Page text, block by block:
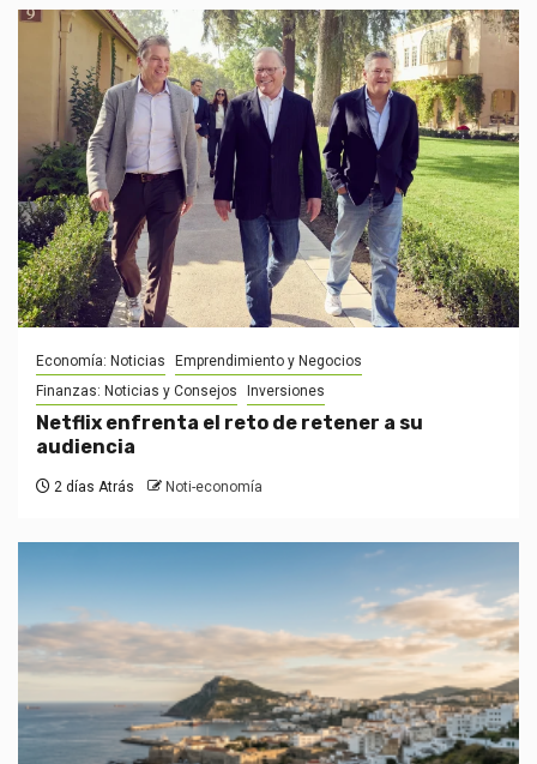
Economía: Noticias
Emprendimiento y Negocios
Finanzas: Noticias y Consejos
Inversiones
Netflix enfrenta el reto de retener a su
audiencia
2 días Atrás Noti-economía